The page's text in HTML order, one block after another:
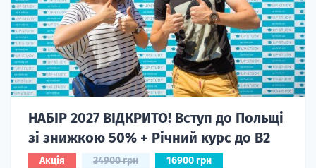
НАБІР 2027 ВІДКРИТО! Вступ до Польщі
зі знижкою 50% + Річний курс до B2
Акція 34900 грн 16900 грн